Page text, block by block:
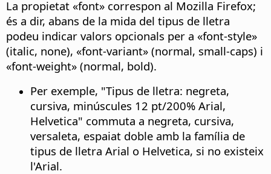
La propietat «font» correspon al Mozilla Firefox;
és a dir, abans de la mida del tipus de lletra
podeu indicar valors opcionals per a «font-style»
(italic, none), «font-variant» (normal, small-caps) i
«font-weight» (normal, bold).
Per exemple, "Tipus de lletra: negreta,
cursiva, minúscules 12 pt/200% Arial,
Helvetica" commuta a negreta, cursiva,
versaleta, espaiat doble amb la família de
tipus de lletra Arial o Helvetica, si no existeix
l'Arial.